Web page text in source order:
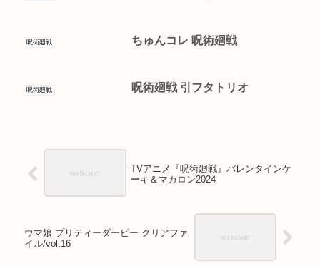
呪術廻戦 ちゅんコレ 呪術廻戦
呪術廻戦 呪術廻戦 引フタトリオ
TVアニメ『呪術廻戦』バレンタインケ
ーキ＆マカロン2024
ウマ娘 プリティーダービー クリアファ
イル/vol.16